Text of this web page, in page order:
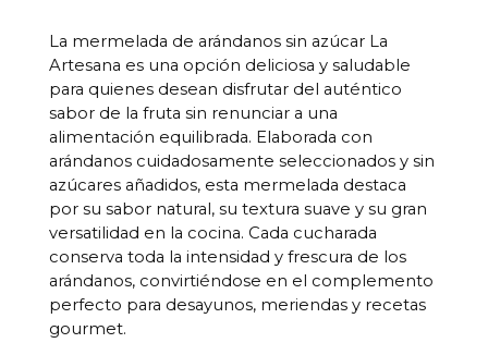
La mermelada de arándanos sin azúcar La
Artesana es una opción deliciosa y saludable
para quienes desean disfrutar del auténtico
sabor de la fruta sin renunciar a una
alimentación equilibrada. Elaborada con
arándanos cuidadosamente seleccionados y sin
azúcares añadidos, esta mermelada destaca
por su sabor natural, su textura suave y su gran
versatilidad en la cocina. Cada cucharada
conserva toda la intensidad y frescura de los
arándanos, convirtiéndose en el complemento
perfecto para desayunos, meriendas y recetas
gourmet.